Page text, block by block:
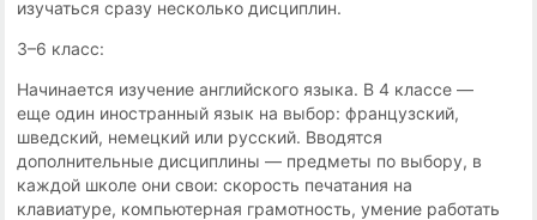
изучаться сразу несколько дисциплин.
3–6 класс:
Начинается изучение английского языка. В 4 классе —
еще один иностранный язык на выбор: французский,
шведский, немецкий или русский. Вводятся
дополнительные дисциплины — предметы по выбору, в
каждой школе они свои: скорость печатания на
клавиатуре, компьютерная грамотность, умение работать